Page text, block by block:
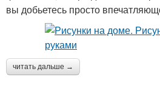
вы добьетесь просто
читать дальше →